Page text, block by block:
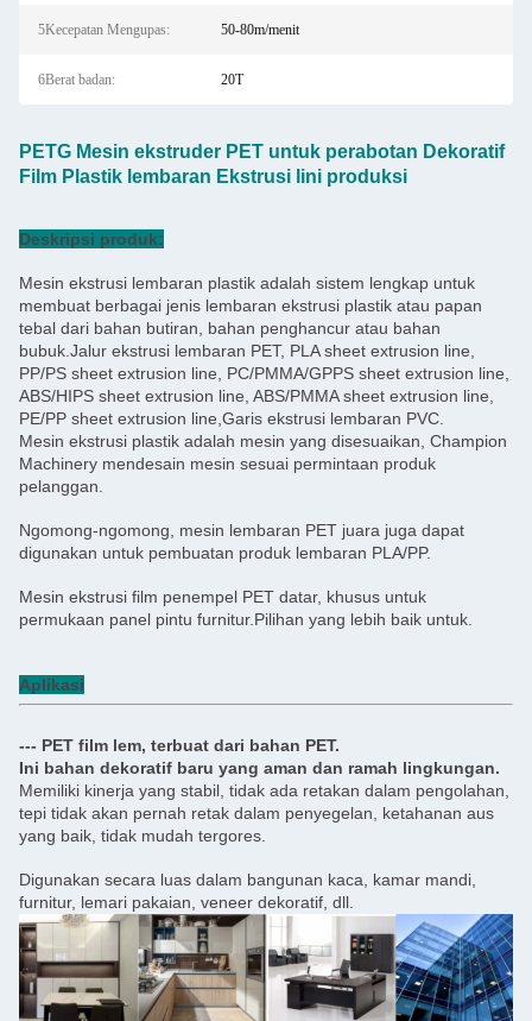
5Kecepatan Mengupas: 50-80m/menit
6Berat badan: 20T
PETG Mesin ekstruder PET untuk perabotan Dekoratif
Film Plastik lembaran Ekstrusi lini produksi
Deskripsi produk:
Mesin ekstrusi lembaran plastik adalah sistem lengkap untuk
membuat berbagai jenis lembaran ekstrusi plastik atau papan
tebal dari bahan butiran, bahan penghancur atau bahan
bubuk.Jalur ekstrusi lembaran PET, PLA sheet extrusion line,
PP/PS sheet extrusion line, PC/PMMA/GPPS sheet extrusion line,
ABS/HIPS sheet extrusion line, ABS/PMMA sheet extrusion line,
PE/PP sheet extrusion line,Garis ekstrusi lembaran PVC.
Mesin ekstrusi plastik adalah mesin yang disesuaikan, Champion
Machinery mendesain mesin sesuai permintaan produk
pelanggan.
Ngomong-ngomong, mesin lembaran PET juara juga dapat
digunakan untuk pembuatan produk lembaran PLA/PP.
Mesin ekstrusi film penempel PET datar, khusus untuk
permukaan panel pintu furnitur.Pilihan yang lebih baik untuk.
Aplikasi
--- PET film lem, terbuat dari bahan PET.
Ini bahan dekoratif baru yang aman dan ramah lingkungan.
Memiliki kinerja yang stabil, tidak ada retakan dalam pengolahan,
tepi tidak akan pernah retak dalam penyegelan, ketahanan aus
yang baik, tidak mudah tergores.
Digunakan secara luas dalam bangunan kaca, kamar mandi,
furnitur, lemari pakaian, veneer dekoratif, dll.